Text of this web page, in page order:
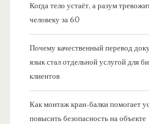
Когда тело устаёт, а разум
человеку за 60
Почему качественный перевод
язык стал отдельной услугой для
клиентов
Как монтаж кран-балки помогает
повысить безопасность на объекте